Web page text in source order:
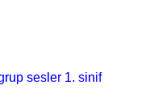
sesler 1. sinif